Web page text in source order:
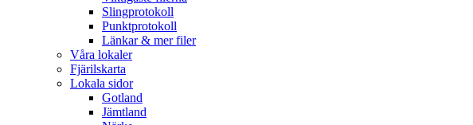
Slingprotokoll
Punktprotokoll
Länkar & mer filer
Våra lokaler
Fjärilskarta
Lokala sidor
Gotland
Jämtland